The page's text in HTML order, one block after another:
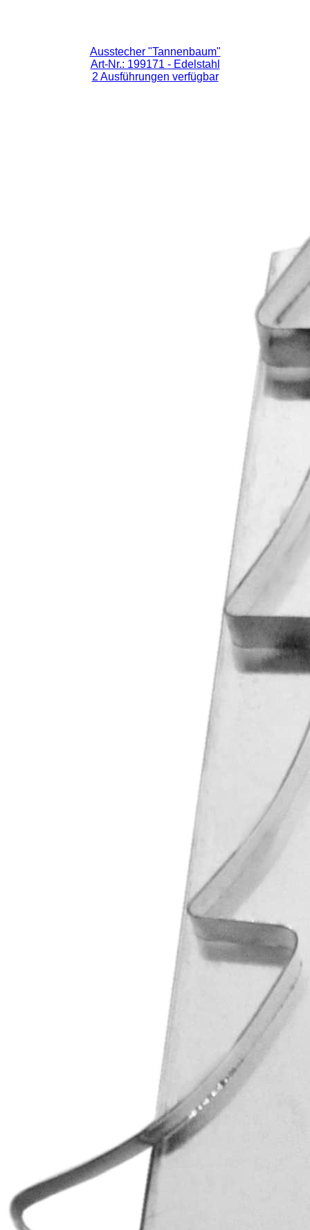
Ausstecher "Tannenbaum"
Art-Nr.: 199171 - Edelstahl
2 Ausführungen verfügbar